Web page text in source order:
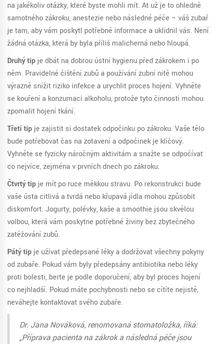
na jakékoliv otázky, které byste mohli mít. Ať už je to ohledně
samotného zákroku, anestezie nebo následné péče – váš zubař
je tam, aby vám poskytl potřebné informace a uklidnil vás. Není
žádná otázka, která by byla příliš malicherná nebo hloupá.
Druhý tipje dbát na dobrou ústní hygienu před zákrokem i po
něm. Pravidelné čištění zubů a používání zubní nitě mohou
výrazně snížit riziko infekce a urychlit proces hojení. Vyhněte
se kouření a konzumaci alkoholu, protože tyto činnosti mohou
zpomalit hojení tkání.
Třetí tipje zajistit si dostatek odpočinku po zákroku. Vaše tělo
bude potřebovat čas na zotavení a odpočinek je klíčový.
Vyhněte se fyzicky náročným aktivitám a snažte se odpočívat
co nejvíce, zejména v prvních dnech po zákroku.
Čtvrtý tipje mít po ruce měkkou stravu. Po rekonstrukci bude
vaše ústa citlivá a tvrdá nebo křupavá jídla mohou způsobit
diskomfort. Jogurty, polévky, kaše a smoothie jsou skvělou
volbou, která vám poskytne potřebné živiny bez zbytečného
zatěžování zubů.
Pátý tipje užívat předepsané léky a dodržovat všechny pokyny
od zubaře. Pokud vám byly předepsány antibiotika nebo léky
proti bolesti, berte je podle doporučení, aby byl proces hojení
co nejhladší. Pokud máte pochybnosti nebo se cítíte nejistě,
neváhejte kontaktovat svého zubaře.
Dr. Jana Nováková, renomovaná stomatoložka, říká:
„Příprava pacienta na zákrok a následná péče jsou